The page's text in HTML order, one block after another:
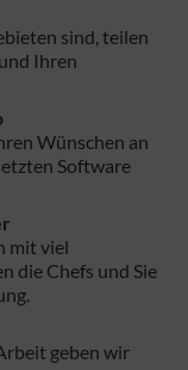
sind, teilen
Ihren
Wünschen an
Software
mit viel
die Chefs und Sie
geben wir